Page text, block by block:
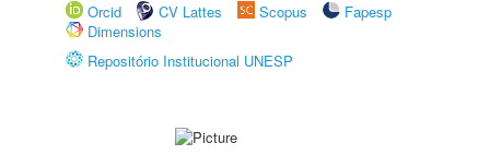
Orcid
CV Lattes Scopus
Fapesp
Dimensions
Repositório Institucional UNESP